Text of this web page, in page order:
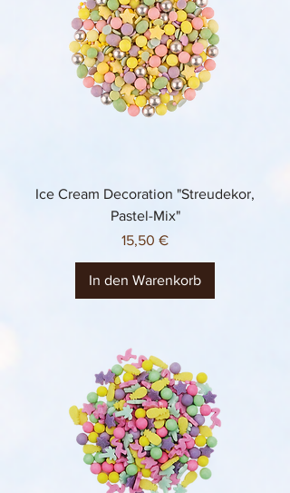
Ice Cream Decoration "Streudekor,
Pastel-Mix"
Preis
15,50 €
In den Warenkorb